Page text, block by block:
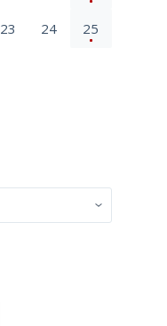
23 24 25